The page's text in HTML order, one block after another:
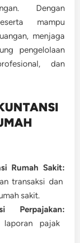
Dengan
mampu
menjaga
pengelolaan
dan
Rumah Sakit:
transaksi dan
sakit.
Perpajakan:
laporan pajak